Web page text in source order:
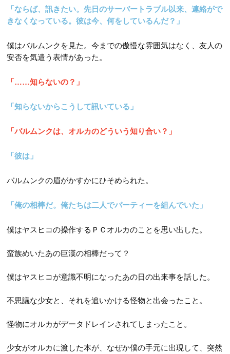
「ならば、訊きたい。先日のサーバートラブル以来、連絡がで
きなくなっている。彼は今、何をしているんだ？」
僕はバルムンクを見た。今までの傲慢な雰囲気はなく、友人の
安否を気遣う表情があった。
「……知らないの？」
「知らないからこうして訊いている」
「バルムンクは、オルカのどういう知り合い？」
「彼は」
バルムンクの眉がかすかにひそめられた。
「俺の相棒だ。俺たちは二人でパーティーを組んでいた」
僕はヤスヒコの操作するＰＣオルカのことを思い出した。
蛮族めいたあの巨漢の相棒だって？
僕はヤスヒコが意識不明になったあの日の出来事を話した。
不思議な少女と、それを追いかける怪物と出会ったこと。
怪物にオルカがデータドレインされてしまったこと。
少女がオルカに渡した本が、なぜか僕の手元に出現して、突然